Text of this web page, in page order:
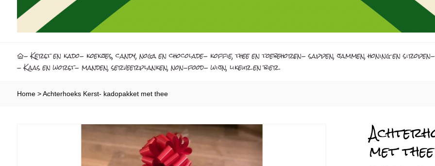
- Kerst en kado- koekjes, candy, noga en chocolade- koffie, thee en toebehoren- sappen, jammen, honing en siropen
- Kaas en worst- manden, serveerplanken, non-food- wijn, likeur en bier
Home >Achterhoeks Kerst- kadopakket met thee
met thee